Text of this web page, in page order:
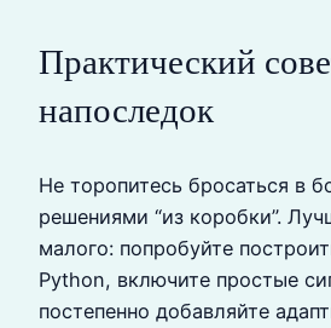
Практический
напоследок
Не торопитесь бросаться в
решениями “из коробки”.
малого: попробуйте
Python, включите простые
постепенно добавляйте